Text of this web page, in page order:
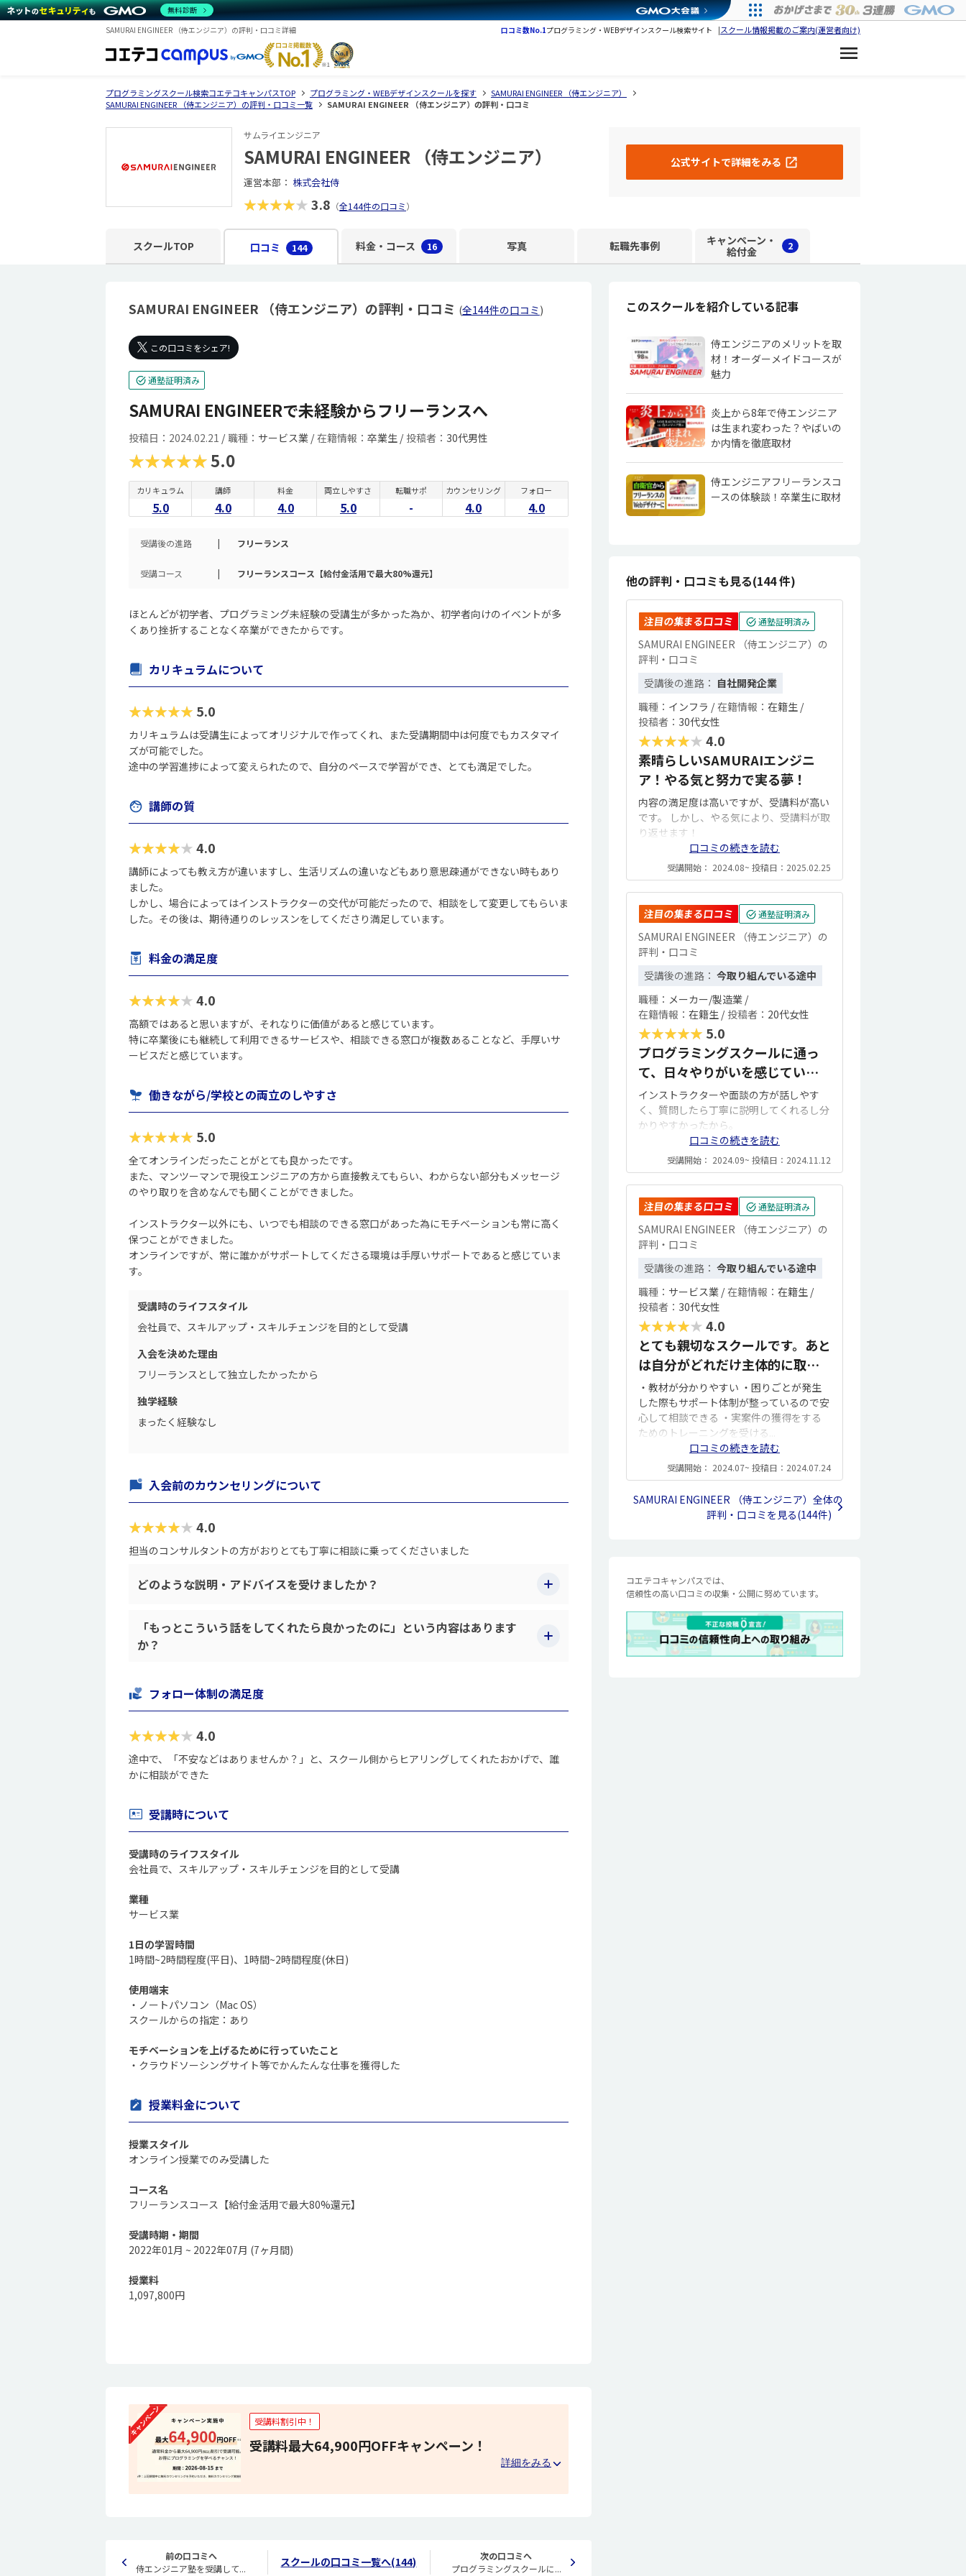
SAMURAI ENGINEER （侍エンジニア）の評判・口コミ詳細 口コミ数No.1プログラミング・WEBデザインスクール検索サイト スクール情報掲載のご案内(運営者向け)
プログラミングスクール検索コエテコキャンパスTOP プログラミング・WEBデザインスクールを探す
SAMURAI ENGINEER （侍エンジニア）
SAMURAI ENGINEER （侍エンジニア）の評判・口コミ一覧
SAMURAI ENGINEER （侍エンジニア）の評判・口コミ
サムライエンジニア
SAMURAI ENGINEER （侍エンジニア）
運営本部： 株式会社侍
★★★★★3.8 （全144件の口コミ）
公式サイトで詳細をみる
スクールTOP 口コミ 144 料金・コース 16 写真 転職先事例
キャンペーン・
給付金
2
SAMURAI ENGINEER （侍エンジニア）の評判・口コミ (全144件の口コミ)
この口コミをシェア!
通塾証明済み
SAMURAI ENGINEERで未経験からフリーランスへ
投稿日：2024.02.21 / 職種： サービス業 / 在籍情報： 卒業生 / 投稿者： 30代男性
★★★★★5.0
カリキュラム
5.0
講師
4.0
料金
4.0
両立しやすさ
5.0
転職サポ
-
カウンセリング
4.0
フォロー
4.0
受講後の進路 | フリーランス
受講コース | フリーランスコース【給付金活用で最大80%還元】
ほとんどが初学者、プログラミング未経験の受講生が多かった為か、初学者向けのイベントが多
くあり挫折することなく卒業ができたからです。
カリキュラムについて
★★★★★ 5.0
カリキュラムは受講生によってオリジナルで作ってくれ、また受講期間中は何度でもカスタマイ
ズが可能でした。
途中の学習進捗によって変えられたので、自分のペースで学習ができ、とても満足でした。
講師の質
★★★★★4.0
講師によっても教え方が違いますし、生活リズムの違いなどもあり意思疎通ができない時もあり
ました。
しかし、場合によってはインストラクターの交代が可能だったので、相談をして変更してもらいま
した。その後は、期待通りのレッスンをしてくださり満足しています。
料金の満足度
★★★★★4.0
高額ではあると思いますが、それなりに価値があると感じています。
特に卒業後にも継続して利用できるサービスや、相談できる窓口が複数あることなど、手厚いサ
ービスだと感じています。
働きながら/学校との両立のしやすさ
★★★★★ 5.0
全てオンラインだったことがとても良かったです。
また、マンツーマンで現役エンジニアの方から直接教えてもらい、わからない部分もメッセージ
のやり取りを含めなんでも聞くことができました。
インストラクター以外にも、いつでも相談のできる窓口があった為にモチベーションも常に高く
保つことができました。
オンラインですが、常に誰かがサポートしてくださる環境は手厚いサポートであると感じていま
す。
受講時のライフスタイル
会社員で、スキルアップ・スキルチェンジを目的として受講
入会を決めた理由
フリーランスとして独立したかったから
独学経験
まったく経験なし
入会前のカウンセリングについて
★★★★★4.0
担当のコンサルタントの方がおりとても丁寧に相談に乗ってくださいました
どのような説明・アドバイスを受けましたか？
「もっとこういう話をしてくれたら良かったのに」という内容はあります
か？
フォロー体制の満足度
★★★★★4.0
途中で、「不安などはありませんか？」と、スクール側からヒアリングしてくれたおかげで、誰
かに相談ができた
受講時について
受講時のライフスタイル
会社員で、スキルアップ・スキルチェンジを目的として受講
業種
サービス業
1日の学習時間
1時間~2時間程度(平日)、1時間~2時間程度(休日)
使用端末
・ノートパソコン（Mac OS）
スクールからの指定：あり
モチベーションを上げるために行っていたこと
・クラウドソーシングサイト等でかんたんな仕事を獲得した
授業料金について
授業スタイル
オンライン授業でのみ受講した
コース名
フリーランスコース【給付金活用で最大80%還元】
受講時期・期間
2022年01月 ~ 2022年07月 (7ヶ月間)
授業料
1,097,800円
受講料割引中！
受講料最大64,900円OFFキャンペーン！
前の口コミへ
侍エンジニア塾を受講して...
スクールの口コミ一覧へ(144)
次の口コミへ
プログラミングスクールに...
このスクールを紹介している記事
侍エンジニアのメリットを取
材！オーダーメイドコースが
魅力
炎上から8年で侍エンジニア
は生まれ変わった？やばいの
か内情を徹底取材
侍エンジニアフリーランスコ
ースの体験談！卒業生に取材
他の評判・口コミも見る(144 件)
注目の集まる口コミ 通塾証明済み
SAMURAI ENGINEER （侍エンジニア）の
評判・口コミ
受講後の進路： 自社開発企業
職種： インフラ / 在籍情報： 在籍生 /
投稿者： 30代女性
★★★★★4.0
素晴らしいSAMURAIエンジニ
ア！やる気と努力で実る夢！
内容の満足度は高いですが、受講料が高い
です。 しかし、やる気により、受講料が取
り返せます！
口コミの続きを読む
受講開始： 2024.08~ 投稿日：2025.02.25
注目の集まる口コミ 通塾証明済み
SAMURAI ENGINEER （侍エンジニア）の
評判・口コミ
受講後の進路： 今取り組んでいる途中
職種： メーカー/製造業 /
在籍情報： 在籍生 / 投稿者： 20代女性
★★★★★ 5.0
プログラミングスクールに通っ
て、日々やりがいを感じていま
す！
インストラクターや面談の方が話しやす
く、質問したら丁寧に説明してくれるし分
かりやすかったから。
口コミの続きを読む
受講開始： 2024.09~ 投稿日：2024.11.12
注目の集まる口コミ 通塾証明済み
SAMURAI ENGINEER （侍エンジニア）の
評判・口コミ
受講後の進路： 今取り組んでいる途中
職種： サービス業 / 在籍情報： 在籍生 /
投稿者： 30代女性
★★★★★4.0
とても親切なスクールです。あと
は自分がどれだけ主体的に取り
組めるか
・教材が分かりやすい ・困りごとが発生
した際もサポート体制が整っているので安
心して相談できる ・実案件の獲得をする
ためのトレーニングを受ける...
口コミの続きを読む
受講開始： 2024.07~ 投稿日：2024.07.24
SAMURAI ENGINEER （侍エンジニア）全体の
評判・口コミを見る(144件)
コエテコキャンパスでは、
信頼性の高い口コミの収集・公開に努めています。
無料診断